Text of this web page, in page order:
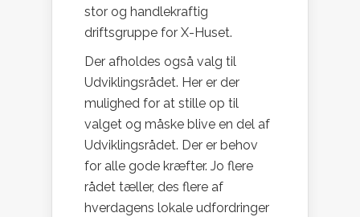
stor og handlekraftig
driftsgruppe for X-Huset.
Der afholdes også valg til
Udviklingsrådet. Her er der
mulighed for at stille op til
valget og måske blive en del af
Udviklingsrådet. Der er behov
for alle gode kræfter. Jo flere
rådet tæller, des flere af
hverdagens lokale udfordringer